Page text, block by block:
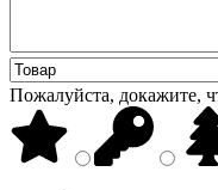
Пожалуйста, докажите,